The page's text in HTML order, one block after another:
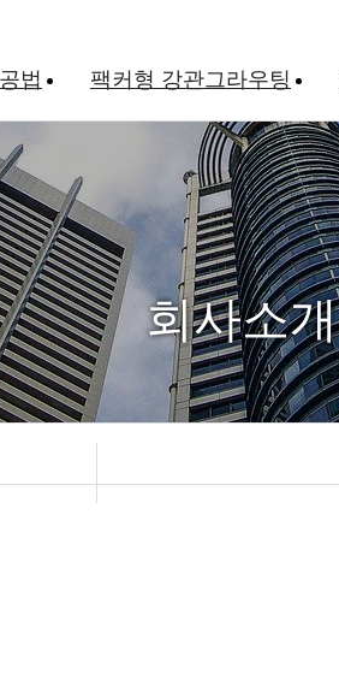
법 팩커형 강관그라우팅
회사소개